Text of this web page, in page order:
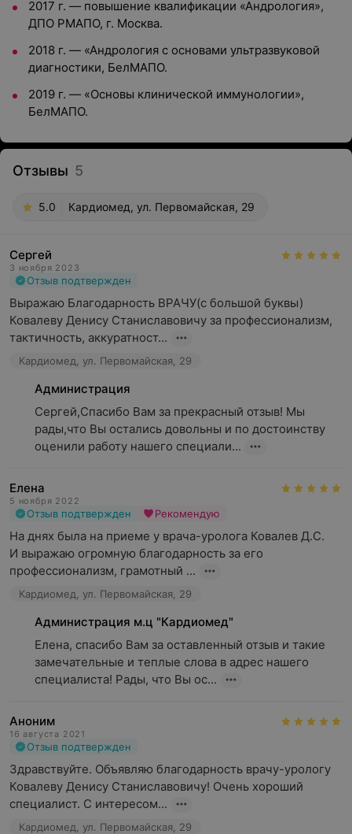
2017 г. — повышение квалификации «Андрология»,
ДПО РМАПО, г. Москва.
2018 г. — «Андрология с основами ультразвуковой
диагностики, БелМАПО.
2019 г. — «Основы клинической иммунологии»,
БелМАПО.
Отзывы 5
5.0 Кардиомед, ул. Первомайская, 29
Сергей
3 ноября 2023
Отзыв подтвержден
Выражаю Благодарность ВРАЧУ(с большой буквы)
Ковалеву Денису Станиславовичу за профессионализм,
тактичность, аккуратност...
Кардиомед, ул. Первомайская, 29
Администрация
Сергей,Спасибо Вам за прекрасный отзыв! Мы
рады,что Вы остались довольны и по достоинству
оценили работу нашего специали...
Елена
5 ноября 2022
Отзыв подтвержден Рекомендую
На днях была на приеме у врача-уролога Ковалев Д.С.
И выражаю огромную благодарность за его
профессионализм, грамотный ...
Кардиомед, ул. Первомайская, 29
Администрация м.ц "Кардиомед"
Елена, спасибо Вам за оставленный отзыв и такие
замечательные и теплые слова в адрес нашего
специалиста! Рады, что Вы ос...
Аноним
16 августа 2021
Отзыв подтвержден
Здравствуйте. Объявляю благодарность врачу-урологу
Ковалеву Денису Станиславовичу! Очень хороший
специалист. С интересом...
Кардиомед, ул. Первомайская, 29